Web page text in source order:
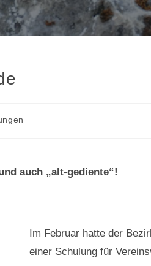
auch „alt-gediente“!
Im Februar hatte der
einer Schulung für